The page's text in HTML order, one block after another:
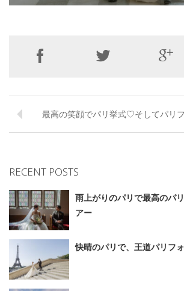
最高の笑顔でパリ挙式♡そしてパリ
RECENT POSTS
雨上がりのパリで最高のパ
アー
快晴のパリで、王道パリフ